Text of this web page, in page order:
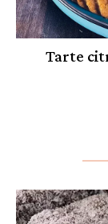
Tarte